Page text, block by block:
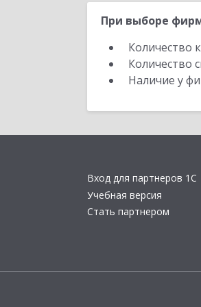
При выборе
Количество
Количество
Наличие у
Вход для партнеров 1С
Учебная версия
Стать партнером